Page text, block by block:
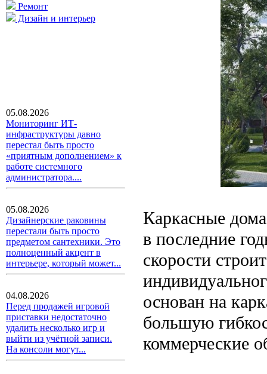
Ремонт
Дизайн и интерьер
05.08.2026
Мониторинг ИТ-
инфраструктуры давно
перестал быть просто
«приятным дополнением» к
работе системного
администратора....
05.08.2026
Дизайнерские раковины
перестали быть просто
предметом сантехники. Это
полноценный акцент в
интерьере, который может...
04.08.2026
Перед продажей игровой
приставки недостаточно
удалить несколько игр и
выйти из учётной записи.
На консоли могут...
Каркасные
в последние
скорости
основан на
большую
коммерческие